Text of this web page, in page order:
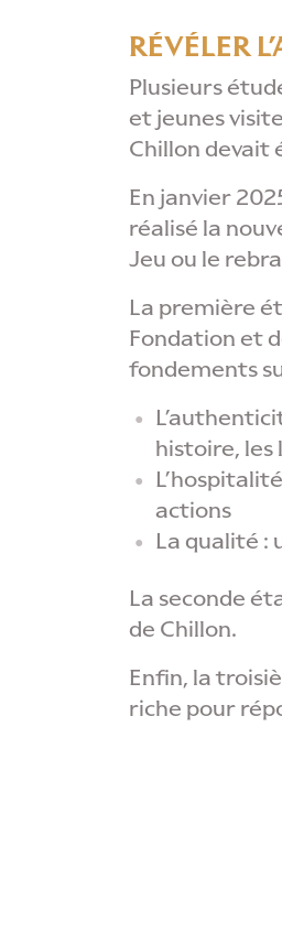
RÉVÉLER
Plusieurs
et jeunes
Chillon devait
En janvier
réalisé la
Jeu ou le
La première
Fondation et
fondements
histoire, les
actions
La qualité :
La seconde
de Chillon.
Enfin, la
riche pour